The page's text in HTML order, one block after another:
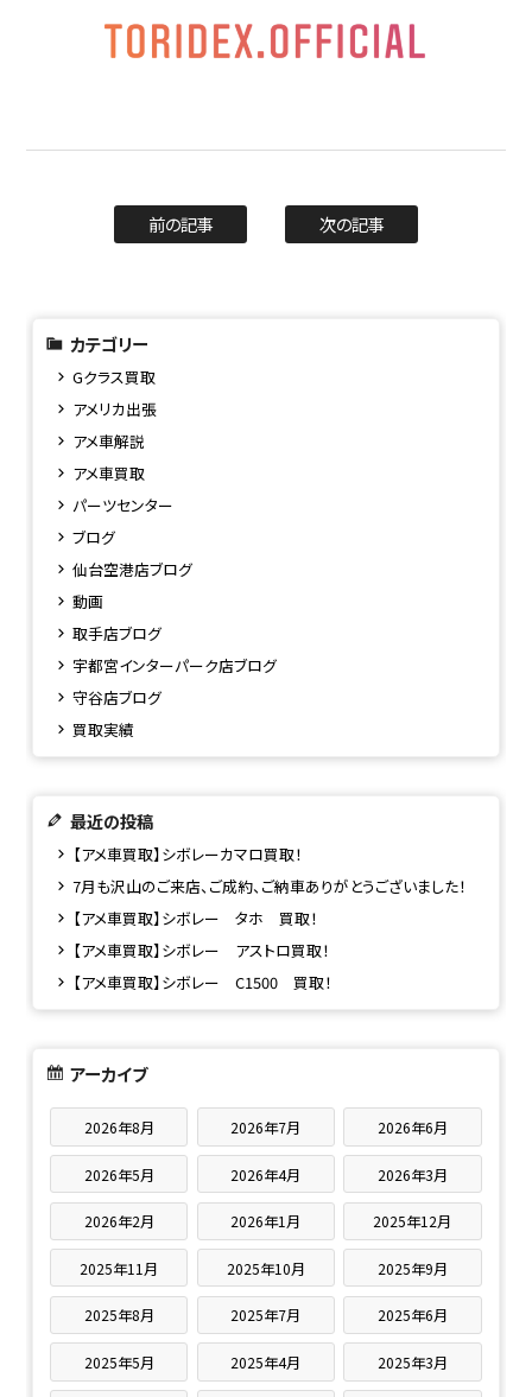
前の記事 次の記事
カテゴリー
Gクラス買取
アメリカ出張
アメ車解説
アメ車買取
パーツセンター
ブログ
仙台空港店ブログ
動画
取手店ブログ
宇都宮インターパーク店ブログ
守谷店ブログ
買取実績
最近の投稿
【アメ車買取】シボレーカマロ買取！
7月も沢山のご来店、ご成約、ご納車ありがとうございました！
【アメ車買取】シボレー タホ 買取！
【アメ車買取】シボレー アストロ買取！
【アメ車買取】シボレー C1500 買取！
アーカイブ
2026年8月 2026年7月 2026年6月
2026年5月 2026年4月 2026年3月
2026年2月 2026年1月 2025年12月
2025年11月 2025年10月 2025年9月
2025年8月 2025年7月 2025年6月
2025年5月 2025年4月 2025年3月